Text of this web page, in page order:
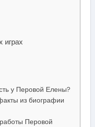
играх
у Перовой Елены?
из биографии
Перовой